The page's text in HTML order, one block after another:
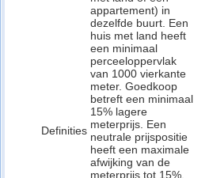
Definities
appartement) in
dezelfde buurt. Een
huis met land heeft
een minimaal
perceeloppervlak
van 1000 vierkante
meter. Goedkoop
betreft een minimaal
15% lagere
meterprijs. Een
neutrale prijspositie
heeft een maximale
afwijking van de
meterprijs tot 15%.